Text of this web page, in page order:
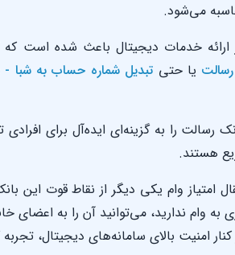
می‌شود.
خدمات دیجیتال باعث شده است که
یا حتی تبدیل شماره حساب به شبا -
رسالت را به گزینه‌ای ایده‌آل برای
هستند.
امتیاز وام یکی دیگر از نقاط قوت این
به وام ندارید، می‌توانید آن را به اعضای
امنیت بالای سامانه‌های دیجیتال،